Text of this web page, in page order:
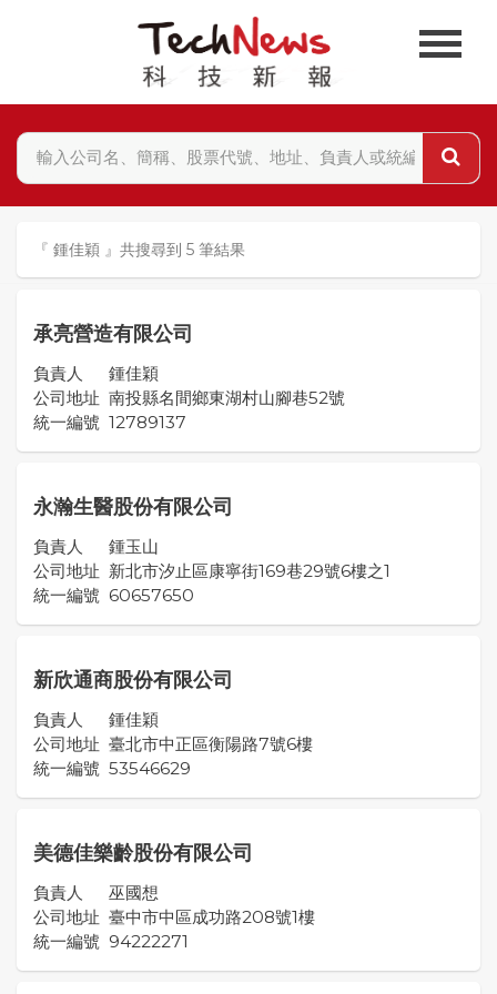
『 鍾佳穎 』共搜尋到 5 筆結果
承亮營造有限公司
負責人
鍾佳穎
公司地址 南投縣名間鄉東湖村山腳巷52號
統一編號 12789137
永瀚生醫股份有限公司
負責人
鍾玉山
公司地址 新北市汐止區康寧街169巷29號6樓之1
統一編號 60657650
新欣通商股份有限公司
負責人
鍾佳穎
公司地址 臺北市中正區衡陽路7號6樓
統一編號 53546629
美德佳樂齡股份有限公司
負責人
巫國想
公司地址 臺中市中區成功路208號1樓
統一編號 94222271